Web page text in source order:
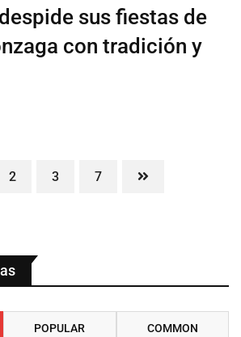
sus fiestas de
con tradición y
2 3 7
POPULAR COMMON